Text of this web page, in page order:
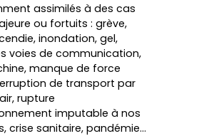
assimilés à des cas
ou fortuits : grève,
inondation, gel,
voies de communication,
manque de force
de transport par
rupture
imputable à nos
crise sanitaire, pandémie…